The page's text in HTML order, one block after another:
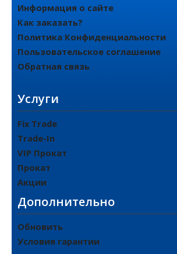
Информация о сайте
Как заказать?
Политика Конфиденциальности
Пользовательское соглашение
Обратная связь
Услуги
Fix Trade
Trade-In
VIP Прокат
Прокат
Акции
Дополнительно
Обновить
Условия гарантии